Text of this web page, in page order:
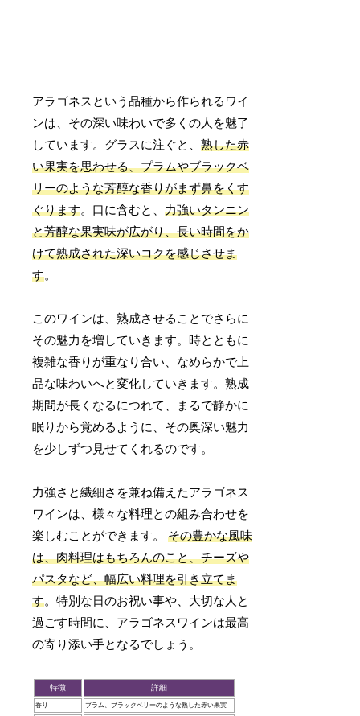
アラゴネスという品種から作られるワイ
ンは、その深い味わいで多くの人を魅了
しています。グラスに注ぐと、熟した赤
い果実を思わせる、プラムやブラックベ
リーのような芳醇な香りがまず鼻をくす
ぐります。口に含むと、力強いタンニン
と芳醇な果実味が広がり、長い時間をか
けて熟成された深いコクを感じさせま
す。
このワインは、熟成させることでさらに
その魅力を増していきます。時とともに
複雑な香りが重なり合い、なめらかで上
品な味わいへと変化していきます。熟成
期間が長くなるにつれて、まるで静かに
眠りから覚めるように、その奥深い魅力
を少しずつ見せてくれるのです。
力強さと繊細さを兼ね備えたアラゴネス
ワインは、様々な料理との組み合わせを
楽しむことができます。その豊かな風味
は、肉料理はもちろんのこと、チーズや
パスタなど、幅広い料理を引き立てま
す。特別な日のお祝い事や、大切な人と
過ごす時間に、アラゴネスワインは最高
の寄り添い手となるでしょう。
特徴 詳細
香り プラム、ブラックベリーのような熟した赤い果実